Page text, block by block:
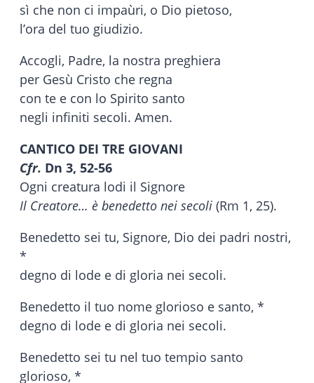
sì che non ci impaùri, o Dio pietoso,
l’ora del tuo giudizio.
Accogli, Padre, la nostra preghiera
per Gesù Cristo che regna
con te e con lo Spirito santo
negli infiniti secoli. Amen.
CANTICO DEI TRE GIOVANI
Cfr. Dn 3, 52-56
Ogni creatura lodi il Signore
Il Creatore… è benedetto nei secoli (Rm 1, 25).
Benedetto sei tu, Signore, Dio dei padri nostri,
*
degno di lode e di gloria nei secoli.
Benedetto il tuo nome glorioso e santo, *
degno di lode e di gloria nei secoli.
Benedetto sei tu nel tuo tempio santo
glorioso, *